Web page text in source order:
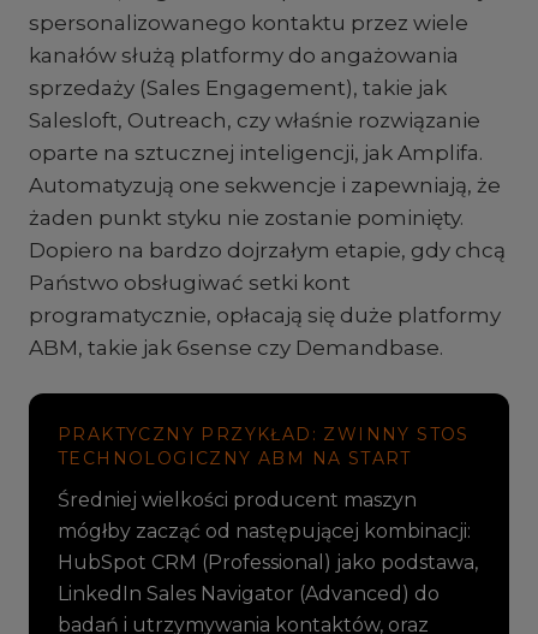
spersonalizowanego kontaktu przez wiele
kanałów służą platformy do angażowania
sprzedaży (Sales Engagement), takie jak
Salesloft, Outreach, czy właśnie rozwiązanie
oparte na sztucznej inteligencji, jak Amplifa.
Automatyzują one sekwencje i zapewniają, że
żaden punkt styku nie zostanie pominięty.
Dopiero na bardzo dojrzałym etapie, gdy chcą
Państwo obsługiwać setki kont
programatycznie, opłacają się duże platformy
ABM, takie jak 6sense czy Demandbase.
PRAKTYCZNY PRZYKŁAD: ZWINNY STOS
TECHNOLOGICZNY ABM NA START
Średniej wielkości producent maszyn
mógłby zacząć od następującej kombinacji:
HubSpot CRM (Professional) jako podstawa,
LinkedIn Sales Navigator (Advanced) do
badań i utrzymywania kontaktów, oraz